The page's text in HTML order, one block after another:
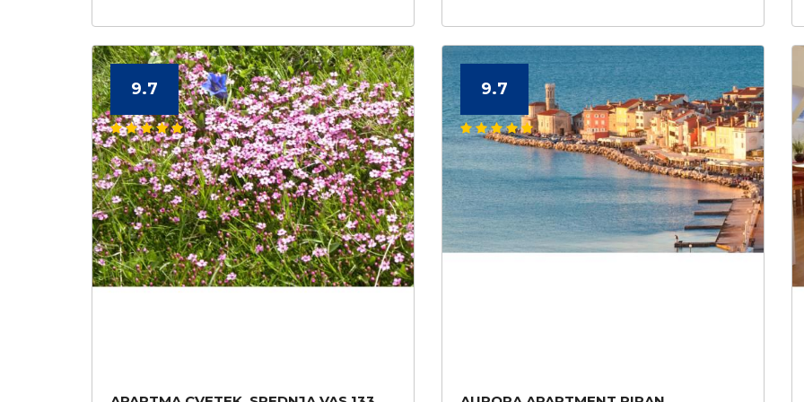
9.7 9.7